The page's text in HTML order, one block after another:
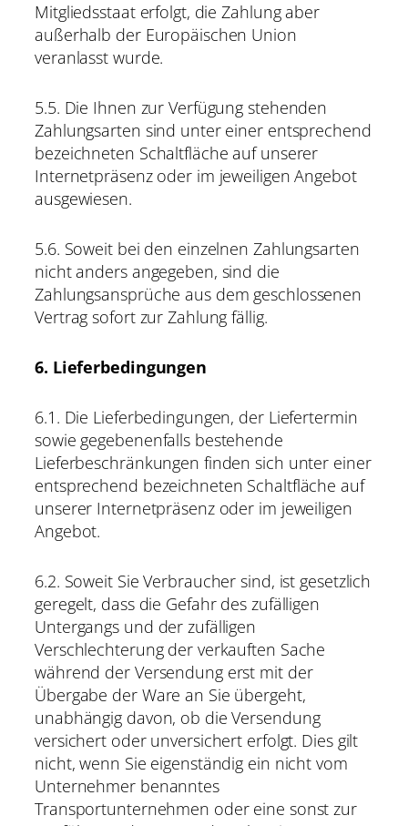
Mitgliedsstaat erfolgt, die Zahlung aber
außerhalb der Europäischen Union
veranlasst wurde.
5.5. Die Ihnen zur Verfügung stehenden
Zahlungsarten sind unter einer entsprechend
bezeichneten Schaltfläche auf unserer
Internetpräsenz oder im jeweiligen Angebot
ausgewiesen.
5.6. Soweit bei den einzelnen Zahlungsarten
nicht anders angegeben, sind die
Zahlungsansprüche aus dem geschlossenen
Vertrag sofort zur Zahlung fällig.
6. Lieferbedingungen
6.1. Die Lieferbedingungen, der Liefertermin
sowie gegebenenfalls bestehende
Lieferbeschränkungen finden sich unter einer
entsprechend bezeichneten Schaltfläche auf
unserer Internetpräsenz oder im jeweiligen
Angebot.
6.2. Soweit Sie Verbraucher sind, ist gesetzlich
geregelt, dass die Gefahr des zufälligen
Untergangs und der zufälligen
Verschlechterung der verkauften Sache
während der Versendung erst mit der
Übergabe der Ware an Sie übergeht,
unabhängig davon, ob die Versendung
versichert oder unversichert erfolgt. Dies gilt
nicht, wenn Sie eigenständig ein nicht vom
Unternehmer benanntes
Transportunternehmen oder eine sonst zur